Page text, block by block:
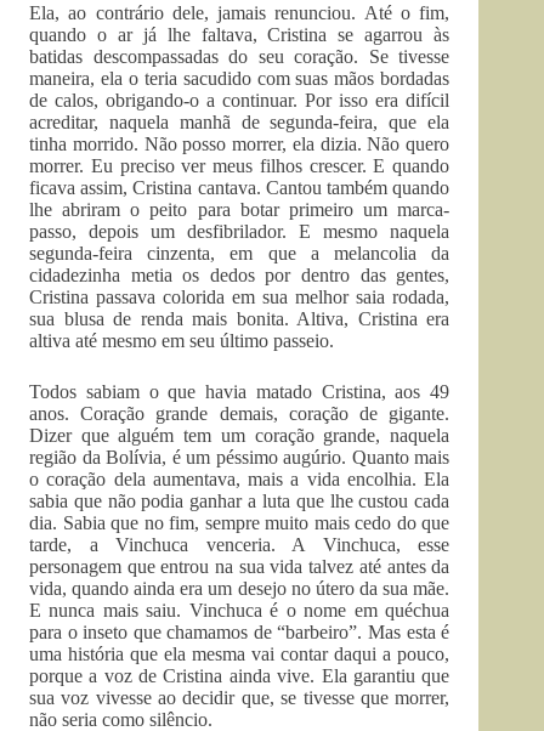
Ela, ao contrário dele, jamais renunciou. Até o fim,
quando o ar já lhe faltava, Cristina se agarrou às
batidas descompassadas do seu coração. Se tivesse
maneira, ela o teria sacudido com suas mãos bordadas
de calos, obrigando-o a continuar. Por isso era difícil
acreditar, naquela manhã de segunda-feira, que ela
tinha morrido. Não posso morrer, ela dizia. Não quero
morrer. Eu preciso ver meus filhos crescer. E quando
ficava assim, Cristina cantava. Cantou também quando
lhe abriram o peito para botar primeiro um marca-
passo, depois um desfibrilador. E mesmo naquela
segunda-feira cinzenta, em que a melancolia da
cidadezinha metia os dedos por dentro das gentes,
Cristina passava colorida em sua melhor saia rodada,
sua blusa de renda mais bonita. Altiva, Cristina era
altiva até mesmo em seu último passeio.
Todos sabiam o que havia matado Cristina, aos 49
anos. Coração grande demais, coração de gigante.
Dizer que alguém tem um coração grande, naquela
região da Bolívia, é um péssimo augúrio. Quanto mais
o coração dela aumentava, mais a vida encolhia. Ela
sabia que não podia ganhar a luta que lhe custou cada
dia. Sabia que no fim, sempre muito mais cedo do que
tarde, a Vinchuca venceria. A Vinchuca, esse
personagem que entrou na sua vida talvez até antes da
vida, quando ainda era um desejo no útero da sua mãe.
E nunca mais saiu. Vinchuca é o nome em quéchua
para o inseto que chamamos de “barbeiro”. Mas esta é
uma história que ela mesma vai contar daqui a pouco,
porque a voz de Cristina ainda vive. Ela garantiu que
sua voz vivesse ao decidir que, se tivesse que morrer,
não seria como silêncio.